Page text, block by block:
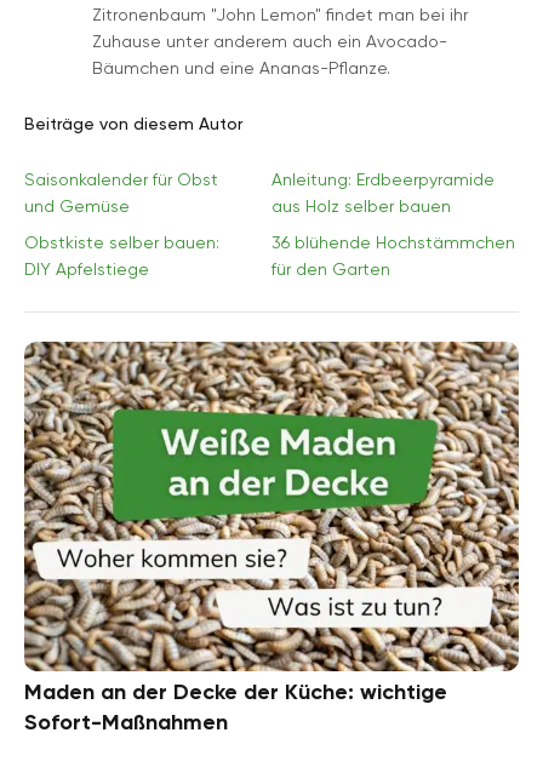
Zitronenbaum "John Lemon" findet man bei ihr
Zuhause unter anderem auch ein Avocado-
Bäumchen und eine Ananas-Pflanze.
Beiträge von diesem Autor
Saisonkalender für Obst
und Gemüse
Anleitung: Erdbeerpyramide
aus Holz selber bauen
Obstkiste selber bauen:
DIY Apfelstiege
36 blühende Hochstämmchen
für den Garten
Maden an der Decke der Küche: wichtige
Sofort-Maßnahmen